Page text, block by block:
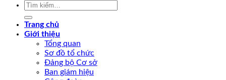
Trang chủ
Giới thiệu
Tổng quan
Sơ đồ tổ chức
Đảng bộ Cơ sở
Ban giám hiệu